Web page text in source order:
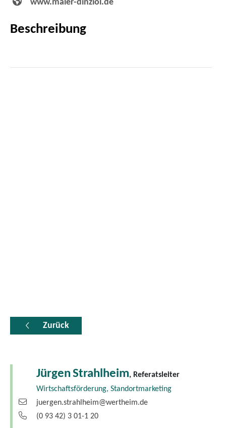
www.maler-dinziol.de
Beschreibung
Zurück
JürgenStrahlheim, Referatsleiter
Wirtschaftsförderung, Standortmarketing
juergen.strahlheim@wertheim.de
(0 93 42) 3 01-1 20